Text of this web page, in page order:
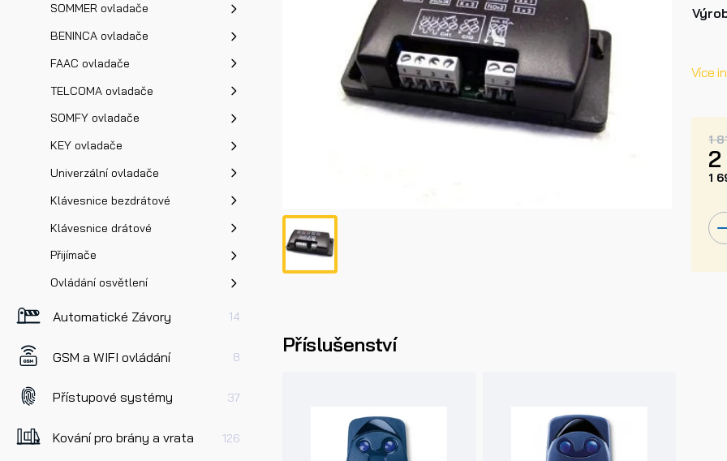
SOMMER ovladače
BENINCA ovladače
FAAC ovladače
TELCOMA ovladače
SOMFY ovladače
KEY ovladače
Univerzální ovladače
Klávesnice bezdrátové
Klávesnice drátové
Přijímače
Ovládání osvětlení
Automatické Závory 14
GSM a WIFI ovládání 8
Přístupové systémy 37
Kování pro brány a vrata 126
Více
1
1
Příslušenství